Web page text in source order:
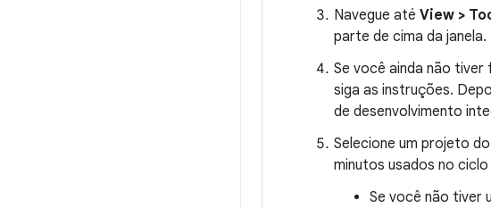
Navegue até View >
parte de cima da janela.
Se você ainda não tiver
siga as instruções.
de desenvolvimento
Selecione um projeto
minutos usados no
Se você não tiver